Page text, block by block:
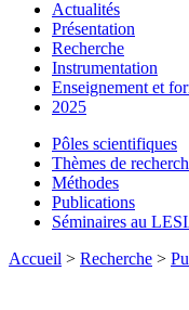
Actualités
Présentation
Recherche
Instrumentation
Enseignement et
2025
Pôles scientifiques
Thèmes de
Méthodes
Publications
Séminaires au
Accueil > Recherche >